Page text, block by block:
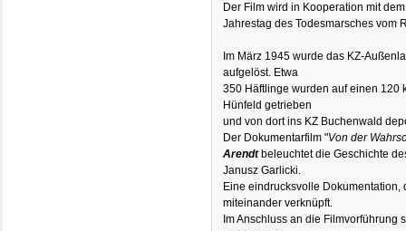
Der Film wird in Kooperation mit
Jahrestag des Todesmarsches vom
Im März 1945 wurde das KZ-
aufgelöst. Etwa
350 Häftlinge wurden auf einen 120
Hünfeld getrieben
und von dort ins KZ Buchenwald
Der Dokumentarfilm "Von der
Arendtbeleuchtet die Geschichte
Janusz Garlicki.
Eine eindrucksvolle
miteinander verknüpft.
Im Anschluss an die Filmvorführung